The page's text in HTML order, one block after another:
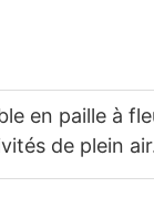
en paille à
de plein